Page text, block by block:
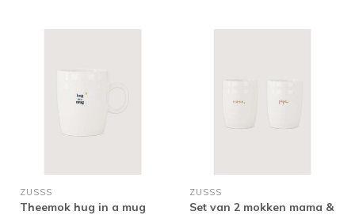
ZUSSS
Theemok hug in a mug
ZUSSS
Set van 2 mokken mama &